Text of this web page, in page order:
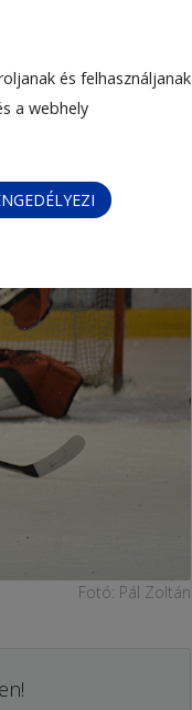
és felhasználjanak
a webhely
Fotó: Pál Zoltán